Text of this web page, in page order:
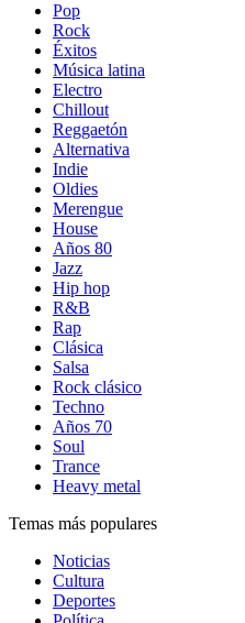
Pop
Rock
Éxitos
Música latina
Electro
Chillout
Reggaetón
Alternativa
Indie
Oldies
Merengue
House
Años 80
Jazz
Hip hop
R&B
Rap
Clásica
Salsa
Rock clásico
Techno
Años 70
Soul
Trance
Heavy metal
Temas más populares
Noticias
Cultura
Deportes